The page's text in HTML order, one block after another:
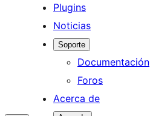
Plugins
Noticias
Soporte
Documentación
Foros
Acerca de